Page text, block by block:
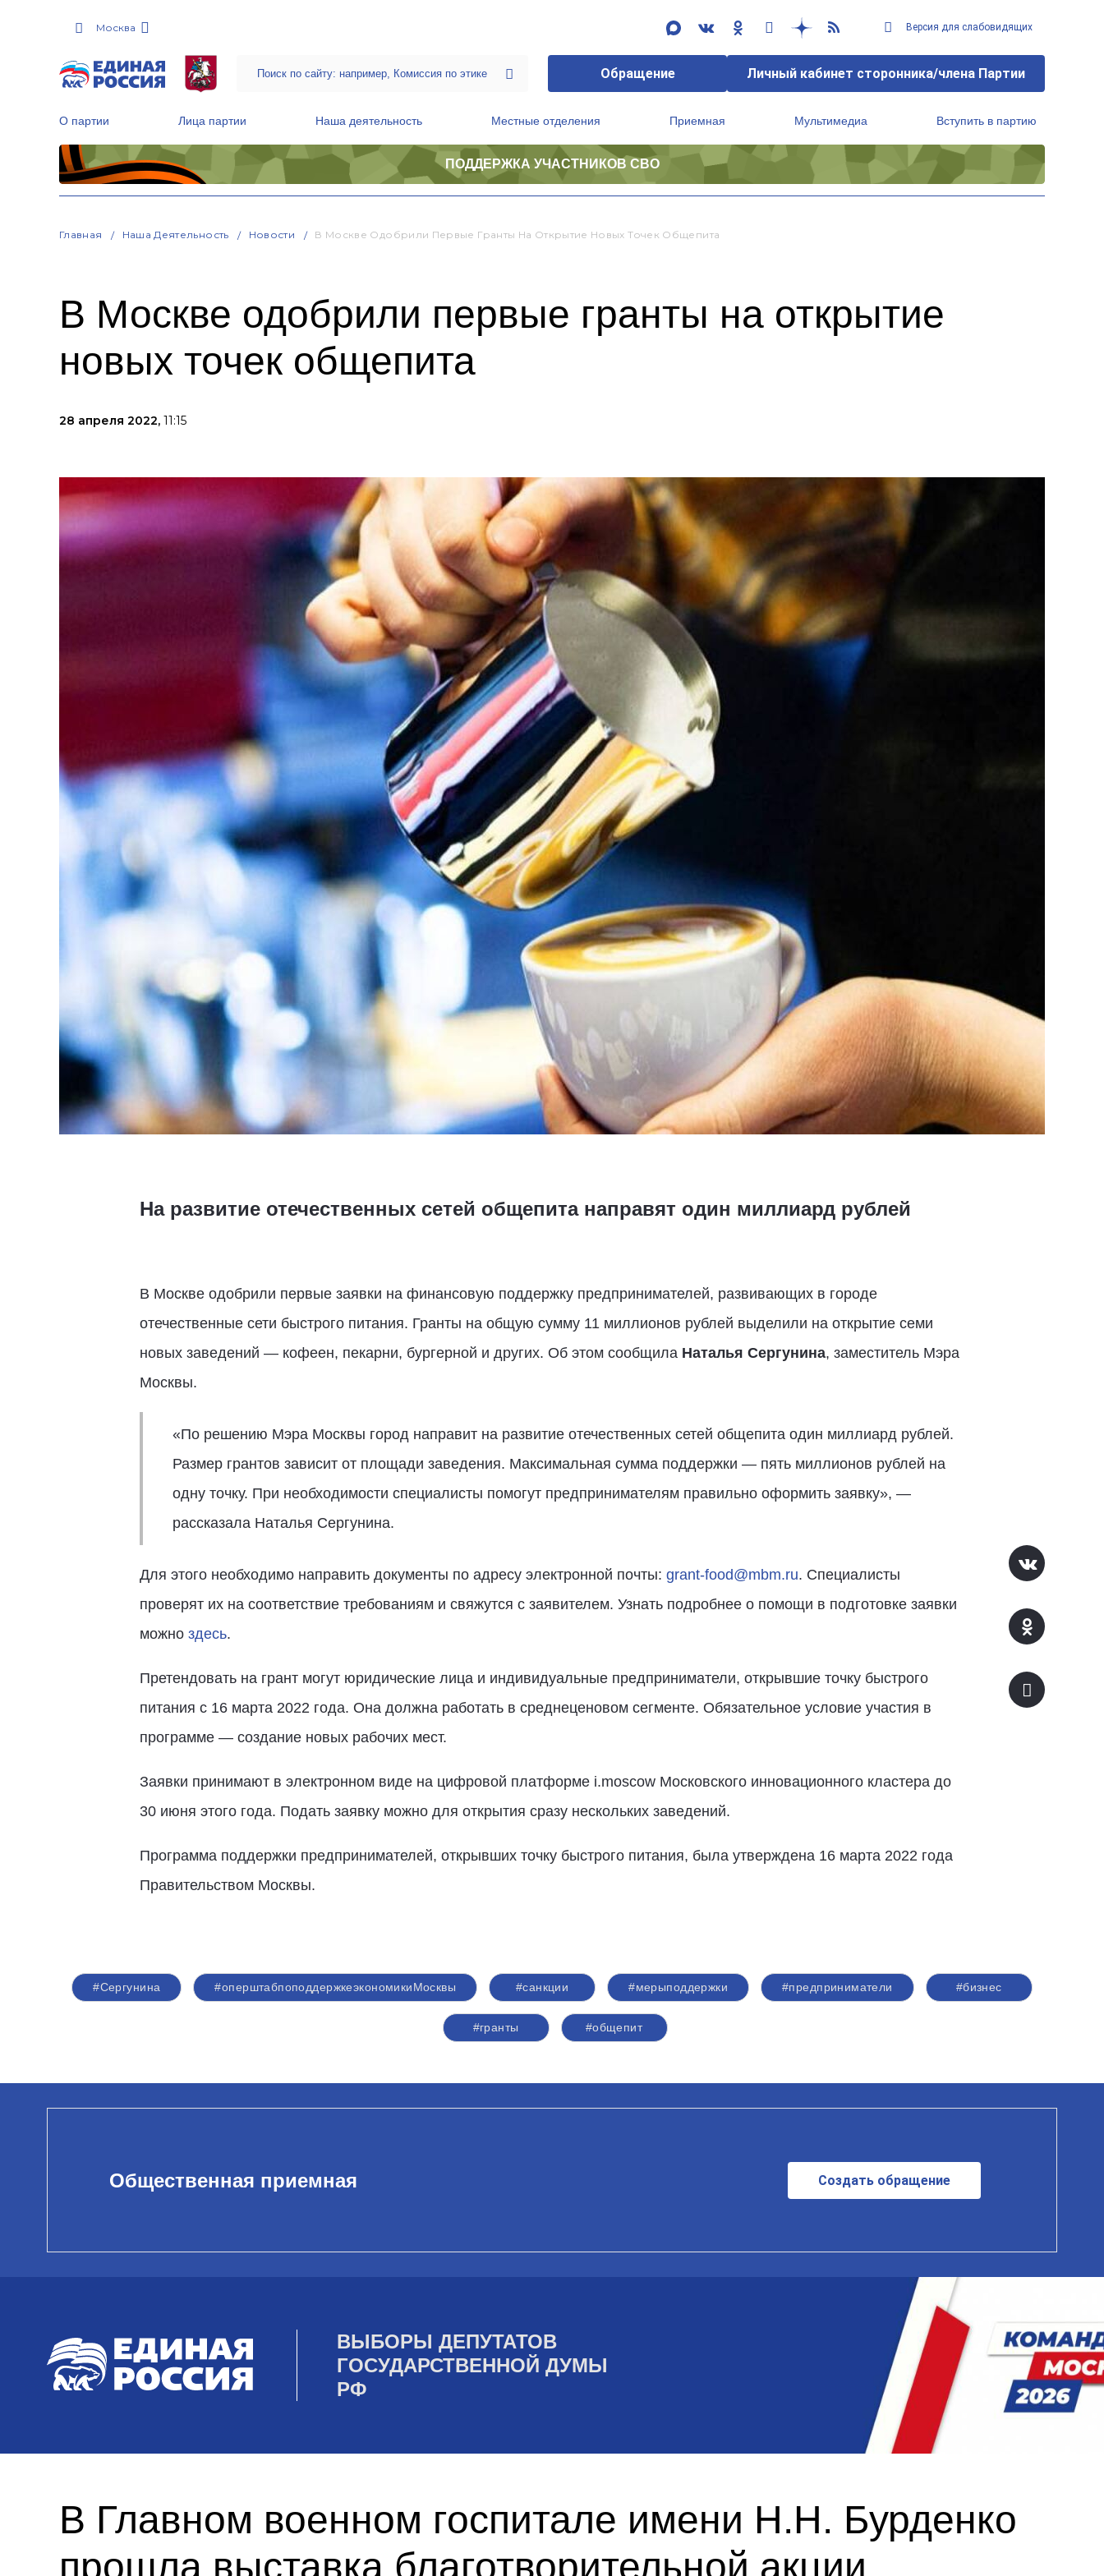
Москва Версия для слабовидящих
Обращение Личный кабинет сторонника/члена Партии
О партии Лица партии Наша деятельность Местные отделения Приемная Мультимедиа Вступить в партию
ПОДДЕРЖКА УЧАСТНИКОВ СВО
Главная Наша Деятельность Новости В Москве Одобрили Первые Гранты На Открытие Новых Точек Общепита
В Москве одобрили первые гранты на открытие
новых точек общепита
28 апреля 2022, 11:15
На развитие отечественных сетей общепита направят один миллиард рублей
В Москве одобрили первые заявки на финансовую поддержку предпринимателей, развивающих в городе
отечественные сети быстрого питания. Гранты на общую сумму 11 миллионов рублей выделили на открытие семи
новых заведений — кофеен, пекарни, бургерной и других. Об этом сообщилаНаталья Сергунина, заместитель Мэра
Москвы.
«По решению Мэра Москвы город направит на развитие отечественных сетей общепита один миллиард рублей.
Размер грантов зависит от площади заведения. Максимальная сумма поддержки — пять миллионов рублей на
одну точку. При необходимости специалисты помогут предпринимателям правильно оформить заявку», —
рассказала Наталья Сергунина.
Для этого необходимо направить документы по адресу электронной почты: grant-food@mbm.ru. Специалисты
проверят их на соответствие требованиям и свяжутся с заявителем. Узнать подробнее о помощи в подготовке заявки
можно здесь.
Претендовать на грант могут юридические лица и индивидуальные предприниматели, открывшие точку быстрого
питания с 16 марта 2022 года. Она должна работать в среднеценовом сегменте. Обязательное условие участия в
программе — создание новых рабочих мест.
Заявки принимают в электронном виде на цифровой платформе i.moscow Московского инновационного кластера до
30 июня этого года. Подать заявку можно для открытия сразу нескольких заведений.
Программа поддержки предпринимателей, открывших точку быстрого питания, была утверждена 16 марта 2022 года
Правительством Москвы.
#Сергунина #оперштабпоподдержкеэкономикиМосквы #санкции #мерыподдержки #предприниматели #бизнес
#гранты #общепит
Общественная приемная Создать обращение
ВЫБОРЫ ДЕПУТАТОВ
ГОСУДАРСТВЕННОЙ ДУМЫ
РФ
В Главном военном госпитале имени Н.Н. Бурденко
прошла выставка благотворительной акции